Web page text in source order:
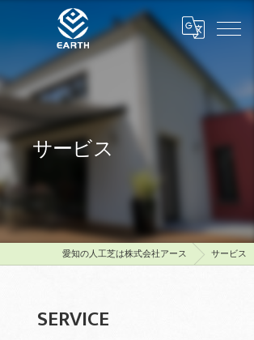
サービス
愛知の人工芝は株式会社アース サービス
SERVICE